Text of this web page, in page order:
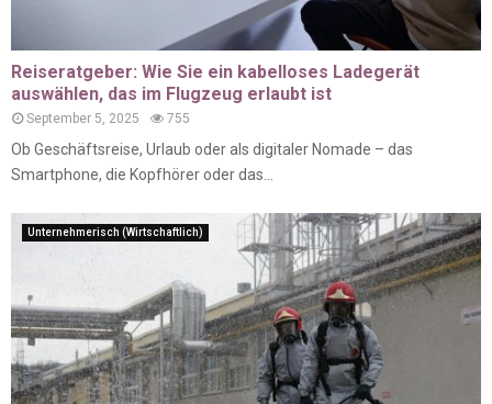
Reiseratgeber: Wie Sie ein kabelloses Ladegerät
auswählen, das im Flugzeug erlaubt ist
September 5, 2025 755
Ob Geschäftsreise, Urlaub oder als digitaler Nomade – das
Smartphone, die Kopfhörer oder das...
Unternehmerisch (Wirtschaftlich)